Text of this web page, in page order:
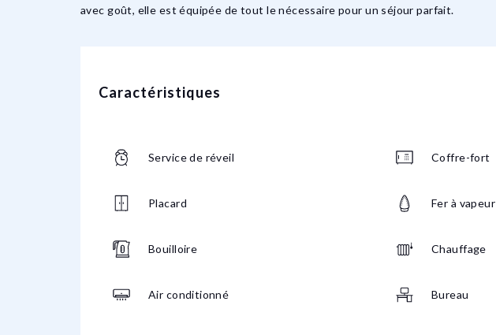
avec goût, elle est équipée de tout le nécessaire pour un séjour parfait.
Caractéristiques
Service de réveil
Placard
Bouilloire
Air conditionné
Coffre-fort
Fer à vapeur
Chauffage
Bureau